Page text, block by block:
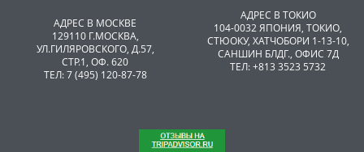
АДРЕС В МОСКВЕ
129110 Г.МОСКВА,
УЛ.ГИЛЯРОВСКОГО, Д.57,
СТР.1, ОФ. 620
ТЕЛ: 7 (495) 120-87-78
АДРЕС В ТОКИО
104-0032 ЯПОНИЯ, ТОКИО,
CТЮОКУ, ХАТЧОБОРИ 1-13-10,
САНШИН БЛДГ., ОФИС 7Д
ТЕЛ: +813 3523 5732